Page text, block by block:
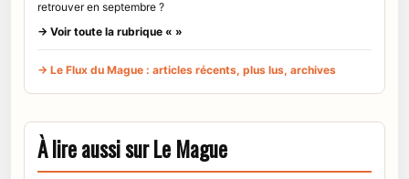
retrouver en septembre ?
→ Voir toute la rubrique « »
→ Le Flux du Mague : articles récents, plus lus, archives
À lire aussi sur Le Mague